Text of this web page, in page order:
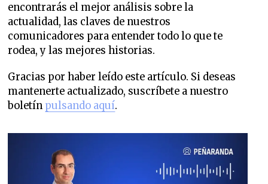
encontrarás el mejor análisis sobre la
actualidad, las claves de nuestros
comunicadores para entender todo lo que te
rodea, y las mejores historias.
Gracias por haber leído este artículo. Si deseas
mantenerte actualizado, suscríbete a nuestro
boletín pulsando aquí.